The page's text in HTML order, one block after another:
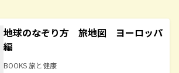
地球のなぞり方 旅地図 ヨーロッパ
編
BOOKS 旅と健康